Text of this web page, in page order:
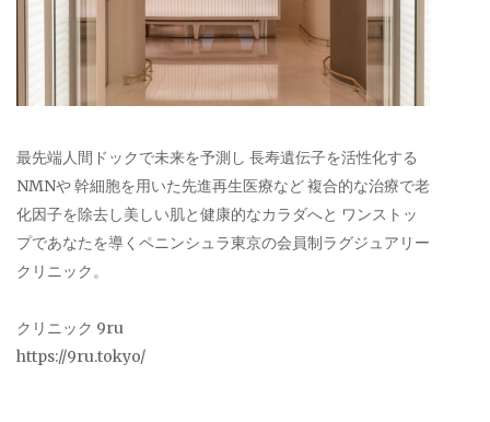
最先端人間ドックで未来を予測し 長寿遺伝子を活性化する
NMNや 幹細胞を用いた先進再生医療など 複合的な治療で老
化因子を除去し美しい肌と健康的なカラダへと ワンストッ
プであなたを導くペニンシュラ東京の会員制ラグジュアリー
クリニック。
クリニック 9ru
https://9ru.tokyo/